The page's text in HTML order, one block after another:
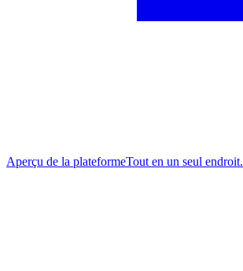
Aperçu de la plateformeTout en un seul endroit.